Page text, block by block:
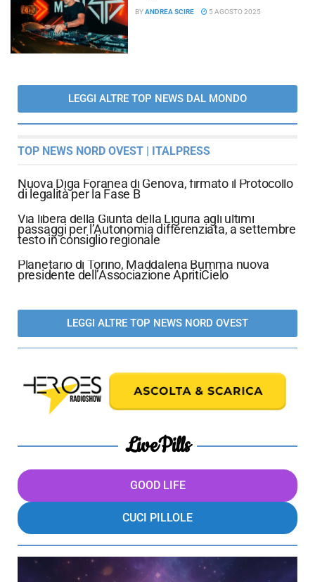
BYANDREA SCIRE 5 AGOSTO 2025
LEGGI ALTRE TOP NEWS DAL MONDO
TOP NEWS NORD OVEST | ITALPRESS
Nuova Diga Foranea di Genova, firmato il Protocollo
di legalità per la Fase B
Via libera della Giunta della Liguria agli ultimi
passaggi per l’Autonomia differenziata, a settembre
testo in consiglio regionale
Planetario di Torino, Maddalena Bumma nuova
presidente dell’Associazione ApritiCielo
LEGGI ALTRE TOP NEWS NORD OVEST
LivePills
GOOD LIFE
CUCI PILLOLE